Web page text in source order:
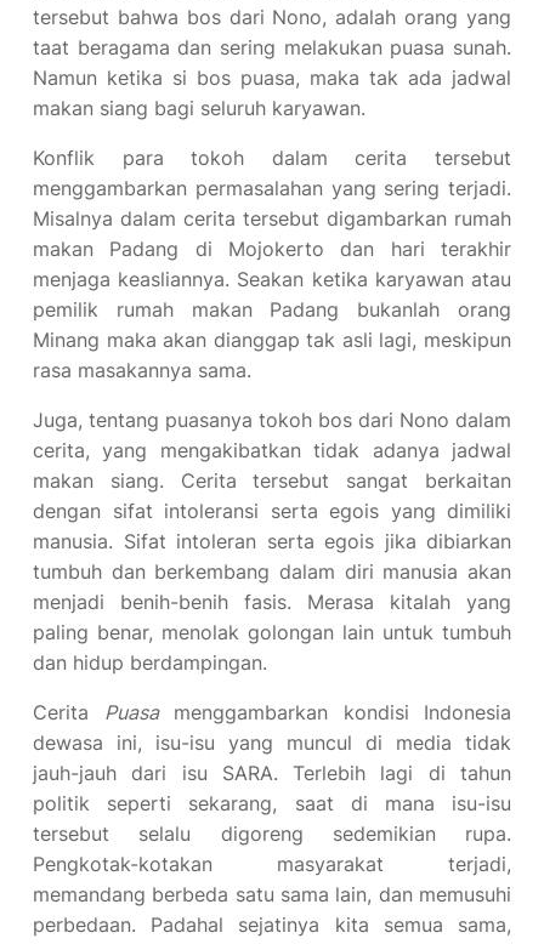
tersebut bahwa bos dari Nono, adalah orang yang
taat beragama dan sering melakukan puasa sunah.
Namun ketika si bos puasa, maka tak ada jadwal
makan siang bagi seluruh karyawan.
Konflik para tokoh dalam cerita tersebut
menggambarkan permasalahan yang sering terjadi.
Misalnya dalam cerita tersebut digambarkan rumah
makan Padang di Mojokerto dan hari terakhir
menjaga keasliannya. Seakan ketika karyawan atau
pemilik rumah makan Padang bukanlah orang
Minang maka akan dianggap tak asli lagi, meskipun
rasa masakannya sama.
Juga, tentang puasanya tokoh bos dari Nono dalam
cerita, yang mengakibatkan tidak adanya jadwal
makan siang. Cerita tersebut sangat berkaitan
dengan sifat intoleransi serta egois yang dimiliki
manusia. Sifat intoleran serta egois jika dibiarkan
tumbuh dan berkembang dalam diri manusia akan
menjadi benih-benih fasis. Merasa kitalah yang
paling benar, menolak golongan lain untuk tumbuh
dan hidup berdampingan.
Cerita Puasamenggambarkan kondisi Indonesia
dewasa ini, isu-isu yang muncul di media tidak
jauh-jauh dari isu SARA. Terlebih lagi di tahun
politik seperti sekarang, saat di mana isu-isu
tersebut selalu digoreng sedemikian rupa.
Pengkotak-kotakan masyarakat terjadi,
memandang berbeda satu sama lain, dan memusuhi
perbedaan. Padahal sejatinya kita semua sama,